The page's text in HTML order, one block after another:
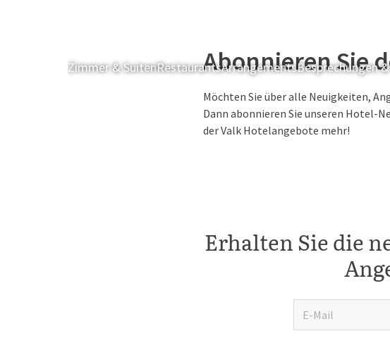
Zimmer & SuitenRestaurantsArrangementsBesprechungen
Abonnieren Sie
Möchten Sie über alle Neuigkeiten,
Dann abonnieren Sie unseren Hotel-
der Valk Hotelangebote mehr!
Erhalten Sie die